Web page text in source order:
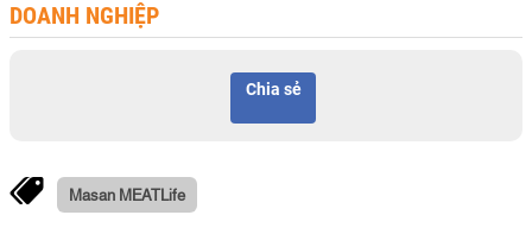
DOANH NGHIỆP
Chia sẻ
Masan MEATLife